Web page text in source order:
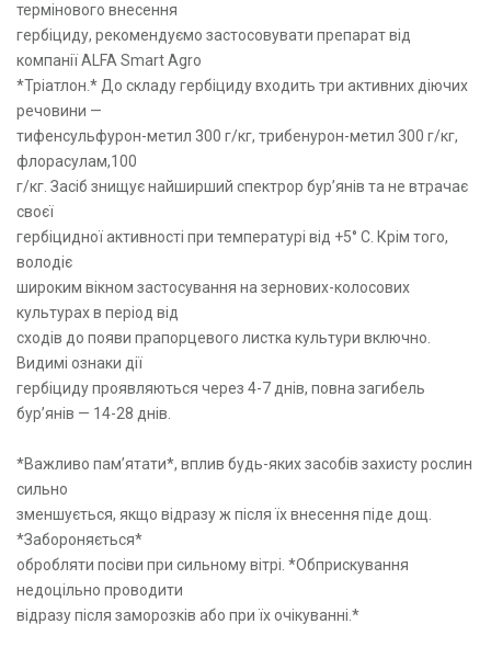
термінового внесення
гербіциду, рекомендуємо застосовувати препарат від
компанії ALFA Smart Agro
*Тріатлон.* До складу гербіциду входить три активних діючих
речовини —
тифенсульфурон-метил 300 г/кг, трибенурон-метил 300 г/кг,
флорасулам,100
г/кг. Засіб знищує найширший спектрор бур’янів та не втрачає
своєї
гербіцидної активності при температурі від +5° С. Крім того,
володіє
широким вікном застосування на зернових-колосових
культурах в період від
сходів до появи прапорцевого листка культури включно.
Видимі ознаки дії
гербіциду проявляються через 4-7 днів, повна загибель
бур’янів — 14-28 днів.
*Важливо пам’ятати*, вплив будь-яких засобів захисту рослин
сильно
зменшується, якщо відразу ж після їх внесення піде дощ.
*Забороняється*
обробляти посіви при сильному вітрі. *Обприскування
недоцільно проводити
відразу після заморозків або при їх очікуванні.*